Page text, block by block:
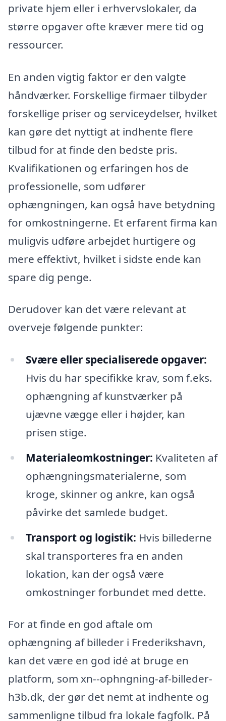
private hjem eller i erhvervslokaler, da
større opgaver ofte kræver mere tid og
ressourcer.
En anden vigtig faktor er den valgte
håndværker. Forskellige firmaer tilbyder
forskellige priser og serviceydelser, hvilket
kan gøre det nyttigt at indhente flere
tilbud for at finde den bedste pris.
Kvalifikationen og erfaringen hos de
professionelle, som udfører
ophængningen, kan også have betydning
for omkostningerne. Et erfarent firma kan
muligvis udføre arbejdet hurtigere og
mere effektivt, hvilket i sidste ende kan
spare dig penge.
Derudover kan det være relevant at
overveje følgende punkter:
Svære eller specialiserede opgaver:
Hvis du har specifikke krav, som f.eks.
ophængning af kunstværker på
ujævne vægge eller i højder, kan
prisen stige.
Materialeomkostninger: Kvaliteten af
ophængningsmaterialerne, som
kroge, skinner og ankre, kan også
påvirke det samlede budget.
Transport og logistik: Hvis billederne
skal transporteres fra en anden
lokation, kan der også være
omkostninger forbundet med dette.
For at finde en god aftale om
ophængning af billeder i Frederikshavn,
kan det være en god idé at bruge en
platform, som xn--ophngning-af-billeder-
h3b.dk, der gør det nemt at indhente og
sammenligne tilbud fra lokale fagfolk. På